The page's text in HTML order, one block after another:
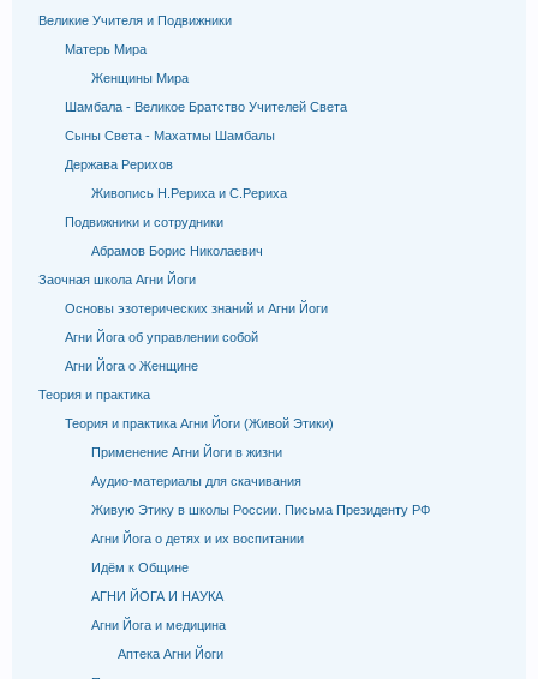
Великие Учителя и Подвижники
Матерь Мира
Женщины Мира
Шамбала - Великое Братство Учителей Света
Сыны Света - Махатмы Шамбалы
Держава Рерихов
Живопись Н.Рериха и С.Рериха
Подвижники и сотрудники
Абрамов Борис Николаевич
Заочная школа Агни Йоги
Основы эзотерических знаний и Агни Йоги
Агни Йога об управлении собой
Агни Йога о Женщине
Теория и практика
Теория и практика Агни Йоги (Живой Этики)
Применение Агни Йоги в жизни
Аудио-материалы для скачивания
Живую Этику в школы России. Письма Президенту РФ
Агни Йога о детях и их воспитании
Идём к Общине
АГНИ ЙОГА И НАУКА
Агни Йога и медицина
Аптека Агни Йоги